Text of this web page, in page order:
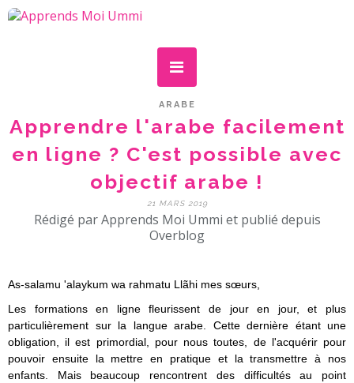
ARABE
Apprendre l'arabe facilement
en ligne ? C'est possible avec
objectif arabe !
21 MARS 2019
Rédigé par Apprends Moi Ummi et publié depuis
Overblog
As-salamu 'alaykum wa rahmatu Llãhi mes sœurs,
Les formations en ligne fleurissent de jour en jour, et plus
particulièrement sur la langue arabe. Cette dernière étant une
obligation, il est primordial, pour nous toutes, de l'acquérir pour
pouvoir ensuite la mettre en pratique et la transmettre à nos
enfants. Mais beaucoup rencontrent des difficultés au point